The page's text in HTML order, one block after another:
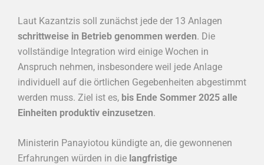
Laut Kazantzis soll zunächst jede der 13 Anlagen
schrittweise in Betrieb genommen werden. Die
vollständige Integration wird einige Wochen in
Anspruch nehmen, insbesondere weil jede Anlage
individuell auf die örtlichen Gegebenheiten abgestimmt
werden muss. Ziel ist es, bis Ende Sommer 2025 alle
Einheiten produktiv einzusetzen.
Ministerin Panayiotou kündigte an, die gewonnenen
Erfahrungen würden in die langfristige